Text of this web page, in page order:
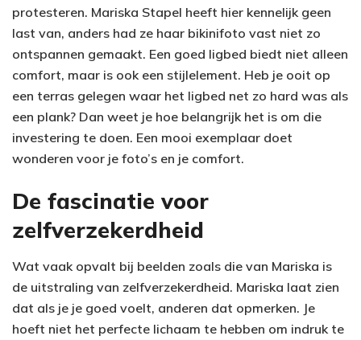
protesteren. Mariska Stapel heeft hier kennelijk geen
last van, anders had ze haar bikinifoto vast niet zo
ontspannen gemaakt. Een goed ligbed biedt niet alleen
comfort, maar is ook een stijlelement. Heb je ooit op
een terras gelegen waar het ligbed net zo hard was als
een plank? Dan weet je hoe belangrijk het is om die
investering te doen. Een mooi exemplaar doet
wonderen voor je foto’s en je comfort.
De fascinatie voor
zelfverzekerdheid
Wat vaak opvalt bij beelden zoals die van Mariska is
de uitstraling van zelfverzekerdheid. Mariska laat zien
dat als je je goed voelt, anderen dat opmerken. Je
hoeft niet het perfecte lichaam te hebben om indruk te